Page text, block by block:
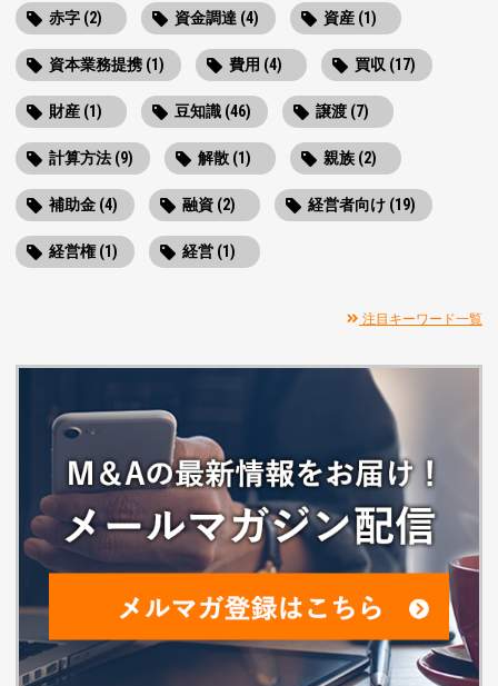
赤字 (2) 資金調達 (4) 資産 (1)
資本業務提携 (1) 費用 (4) 買収 (17)
財産 (1) 豆知識 (46) 譲渡 (7)
計算方法 (9) 解散 (1) 親族 (2)
補助金 (4) 融資 (2) 経営者向け (19)
経営権 (1) 経営 (1)
注目キーワード一覧